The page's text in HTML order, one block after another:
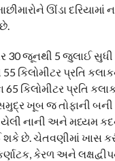
ઊંડા
જૂનથી 5 જુલાઈ સુધી
55 કિલોમીટર પ્રતિ
65 કિલોમીટર પ્રતિ
ખૂબ જ તોફાની
નાની અને મધ્યમ
છે. ચેતવણીમાં ખાસ
કેરળ અને